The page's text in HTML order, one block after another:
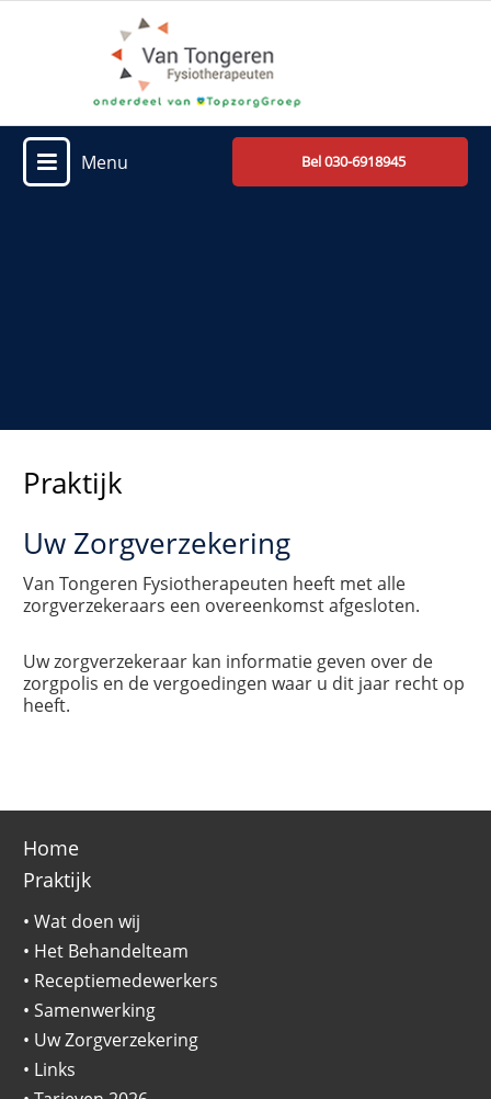
Menu Bel 030-6918945
Praktijk
Uw Zorgverzekering
Van Tongeren Fysiotherapeuten heeft met alle
zorgverzekeraars een overeenkomst afgesloten.
Uw zorgverzekeraar kan informatie geven over de
zorgpolis en de vergoedingen waar u dit jaar recht op
heeft.
Home
Praktijk
• Wat doen wij
• Het Behandelteam
• Receptiemedewerkers
• Samenwerking
• Uw Zorgverzekering
• Links